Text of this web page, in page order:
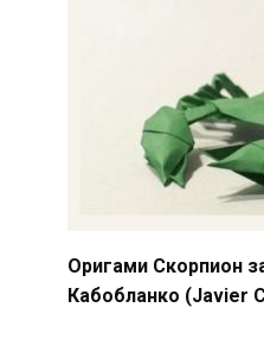
Оригами Скорпион
Кабобланко (Javier